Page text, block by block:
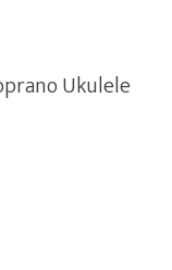
Ukulele